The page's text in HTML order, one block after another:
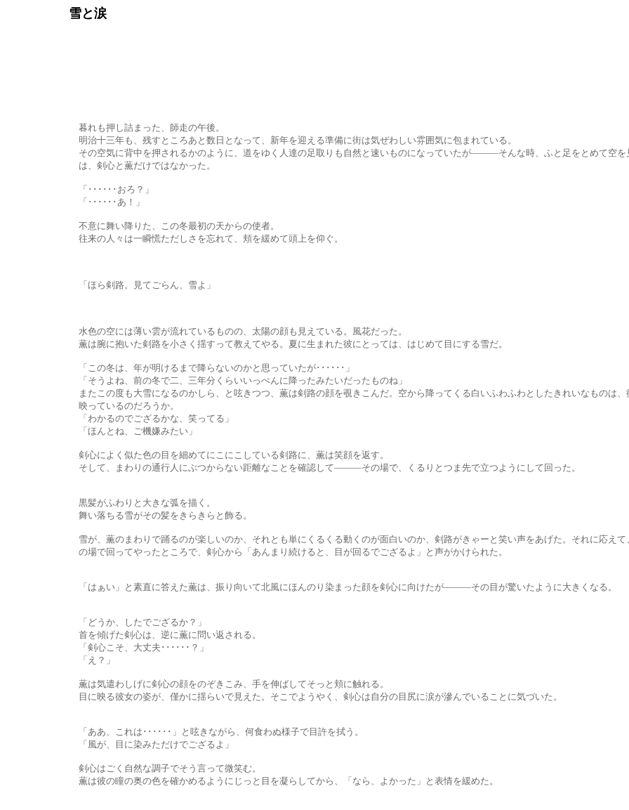
雪と涙
暮れも押し詰まった、師走の午後。
明治十三年も、残すところあと数日となって、新年を迎える準備に街は気ぜわしい雰囲気に包まれている。
その空気に背中を押されるかのように、道をゆく人達の足取りも自然と速いものになっていたが―――そんな時、ふと足をとめて空を
は、剣心と薫だけではなかった。
「･･････おろ？」
「･･････あ！」
不意に舞い降りた、この冬最初の天からの使者。
往来の人々は一瞬慌ただしさを忘れて、頬を緩めて頭上を仰ぐ。
「ほら剣路。見てごらん、雪よ」
水色の空には薄い雲が流れているものの、太陽の顔も見えている。風花だった。
薫は腕に抱いた剣路を小さく揺すって教えてやる。夏に生まれた彼にとっては、はじめて目にする雪だ。
「この冬は、年が明けるまで降らないのかと思っていたが･･････」
「そうよね、前の冬で二、三年分くらいいっぺんに降ったみたいだったものね」
またこの度も大雪になるのかしら、と呟きつつ、薫は剣路の顔を覗きこんだ。空から降ってくる白いふわふわとしたきれいなものは、
映っているのだろうか。
「わかるのでござるかな、笑ってる」
「ほんとね、ご機嫌みたい」
剣心によく似た色の目を細めてにこにこしている剣路に、薫は笑顔を返す。
そして、まわりの通行人にぶつからない距離なことを確認して―――その場で、くるりとつま先で立つようにして回った。
黒髪がふわりと大きな弧を描く。
舞い落ちる雪がその髪をきらきらと飾る。
雪が、薫のまわりで踊るのが楽しいのか、それとも単にくるくる動くのが面白いのか、剣路がきゃーと笑い声をあげた。それに応えて
の場で回ってやったところで、剣心から「あんまり続けると、目が回るでござるよ」と声がかけられた。
「はぁい」と素直に答えた薫は、振り向いて北風にほんのり染まった顔を剣心に向けたが―――その目が驚いたように大きくなる。
「どうか、したでござるか？」
首を傾げた剣心は、逆に薫に問い返される。
「剣心こそ、大丈夫･･････？」
「え？」
薫は気遣わしげに剣心の顔をのぞきこみ、手を伸ばしてそっと頬に触れる。
目に映る彼女の姿が、僅かに揺らいで見えた。そこでようやく、剣心は自分の目尻に涙が滲んでいることに気づいた。
「ああ、これは･･････」と呟きながら、何食わぬ様子で目許を拭う。
「風が、目に染みただけでござるよ」
剣心はごく自然な調子でそう言って微笑む。
薫は彼の瞳の奥の色を確かめるようにじっと目を凝らしてから、「なら、よかった」と表情を緩めた。